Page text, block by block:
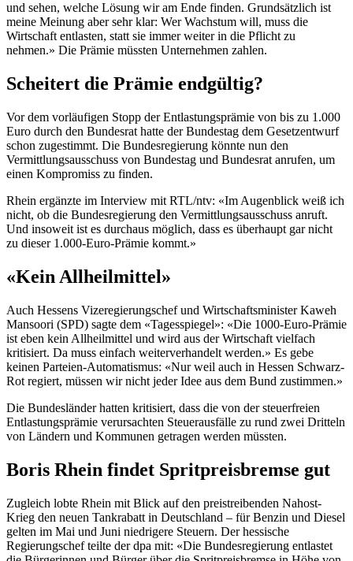
und sehen, welche Lösung wir am Ende finden. Grundsätzlich ist
meine Meinung aber sehr klar: Wer Wachstum will, muss die
Wirtschaft entlasten, statt sie immer weiter in die Pflicht zu
nehmen.» Die Prämie müssten Unternehmen zahlen.
Scheitert die Prämie endgültig?
Vor dem vorläufigen Stopp der Entlastungsprämie von bis zu 1.000
Euro durch den Bundesrat hatte der Bundestag dem Gesetzentwurf
schon zugestimmt. Die Bundesregierung könnte nun den
Vermittlungsausschuss von Bundestag und Bundesrat anrufen, um
einen Kompromiss zu finden.
Rhein ergänzte im Interview mit RTL/ntv: «Im Augenblick weiß ich
nicht, ob die Bundesregierung den Vermittlungsausschuss anruft.
Und insoweit ist es durchaus möglich, dass es überhaupt gar nicht
zu dieser 1.000-Euro-Prämie kommt.»
«Kein Allheilmittel»
Auch Hessens Vizeregierungschef und Wirtschaftsminister Kaweh
Mansoori (SPD) sagte dem «Tagesspiegel»: «Die 1000-Euro-Prämie
ist eben kein Allheilmittel und wird aus der Wirtschaft vielfach
kritisiert. Da muss einfach weiterverhandelt werden.» Es gebe
keinen Parteien-Automatismus: «Nur weil auch in Hessen Schwarz-
Rot regiert, müssen wir nicht jeder Idee aus dem Bund zustimmen.»
Die Bundesländer hatten kritisiert, dass die von der steuerfreien
Entlastungsprämie verursachten Steuerausfälle zu rund zwei Dritteln
von Ländern und Kommunen getragen werden müssten.
Boris Rhein findet Spritpreisbremse gut
Zugleich lobte Rhein mit Blick auf den preistreibenden Nahost-
Krieg den neuen Tankrabatt in Deutschland – für Benzin und Diesel
gelten im Mai und Juni niedrigere Steuern. Der hessische
Regierungschef teilte der dpa mit: «Die Bundesregierung entlastet